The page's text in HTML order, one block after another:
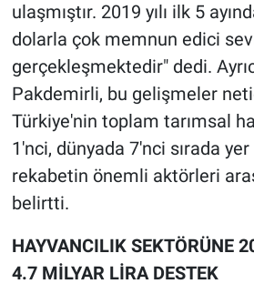
ulaşmıştır. 2019 yılı ilk 5
dolarla çok memnun edici
gerçekleşmektedir" dedi.
Pakdemirli, bu gelişmeler
Türkiye'nin toplam tarımsal
1'nci, dünyada 7'nci sırada
rekabetin önemli aktörleri
belirtti.
HAYVANCILIK SEKTÖRÜNE
4.7 MİLYAR LİRA DESTEK